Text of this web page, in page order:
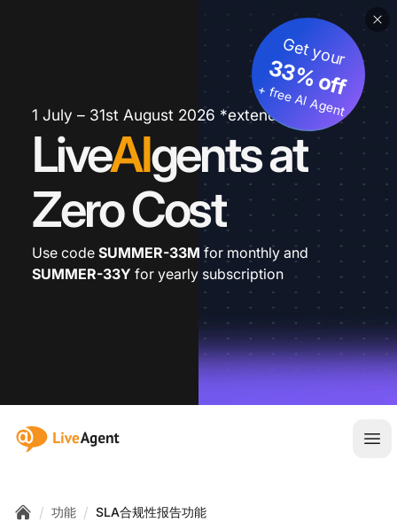
1 July – 31st August 2026 *extended
LiveAIgents at
Zero Cost
Get your
33% off
+ free AI Agent
Use code SUMMER-33M for monthly and
SUMMER-33Y for yearly subscription
:site.title
/ 功能 / SLA合规性报告功能